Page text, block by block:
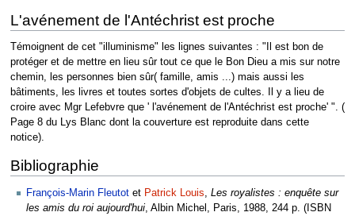
L'avénement de l'Antéchrist est proche
Témoignent de cet "illuminisme" les lignes suivantes : "Il est bon de
protéger et de mettre en lieu sûr tout ce que le Bon Dieu a mis sur notre
chemin, les personnes bien sûr( famille, amis ...) mais aussi les
bâtiments, les livres et toutes sortes d'objets de cultes. Il y a lieu de
croire avec Mgr Lefebvre que ' l'avénement de l'Antéchrist est proche' ". (
Page 8 du Lys Blanc dont la couverture est reproduite dans cette
notice).
Bibliographie
François-Marin Fleutot et Patrick Louis
Les royalistes : enquête sur
les amis du roi aujourd'hui , Albin Michel, Paris, 1988, 244 p. (ISBN